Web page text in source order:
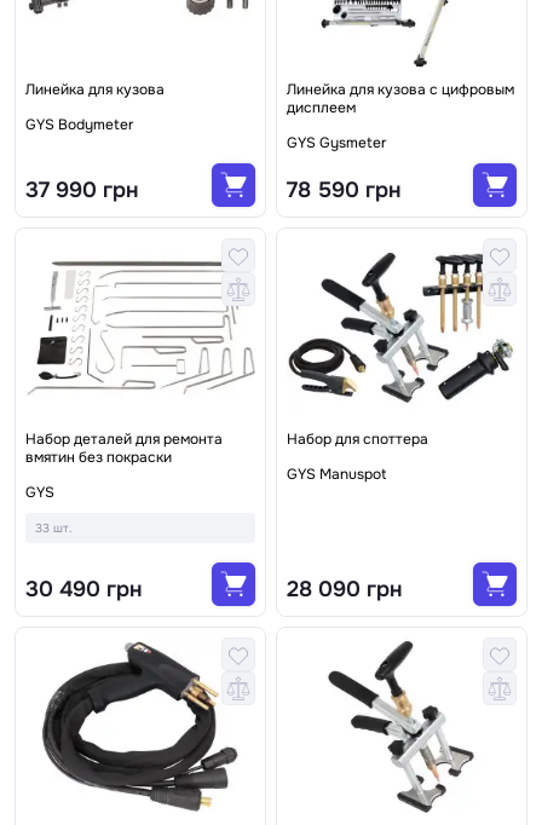
Линейка для кузова
GYS Bodymeter
37 990 грн
Линейка для кузова с цифровым
дисплеем
GYS Gysmeter
78 590 грн
Набор деталей для ремонта
вмятин без покраски
GYS
33 шт.
30 490 грн
Набор для споттера
GYS Manuspot
28 090 грн